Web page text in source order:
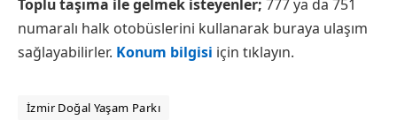
Toplu taşıma ile gelmek isteyenler; 777 ya da 751
numaralı halk otobüslerini kullanarak buraya ulaşım
sağlayabilirler. Konum bilgisi için tıklayın.
İzmir Doğal Yaşam Parkı